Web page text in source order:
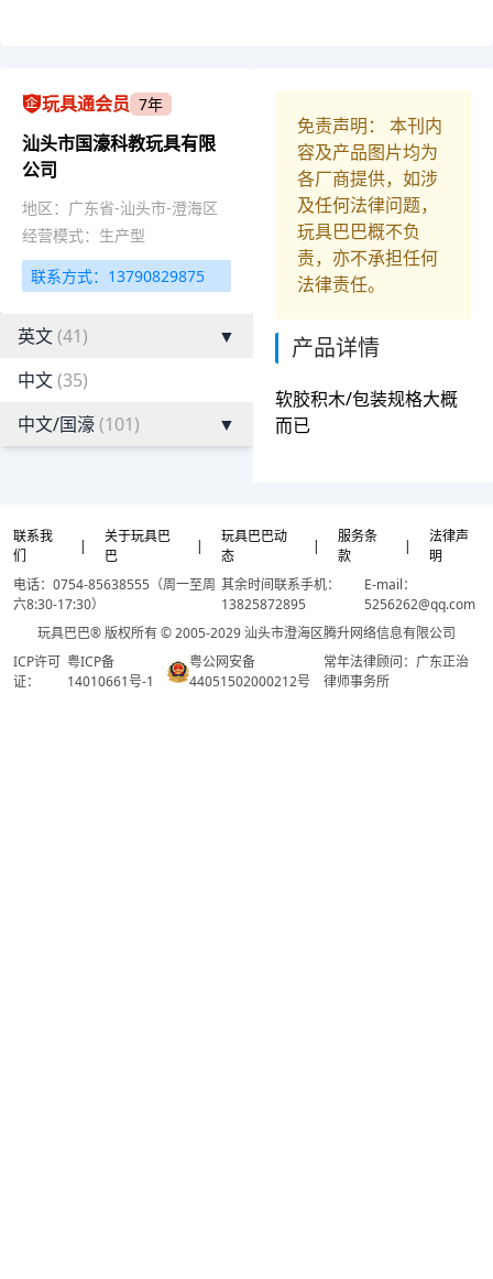
玩具通会员 7年
汕头市国濠科教玩具有限
公司
地区：广东省-汕头市-澄海区
经营模式：生产型
联系方式：13790829875
英文(41)
▼
中文(35)
中文/国濠 (101) ▼
免责声明： 本刊内
容及产品图片均为
各厂商提供，如涉
及任何法律问题，
玩具巴巴概不负
责，亦不承担任何
法律责任。
产品详情
软胶积木/包装规格大概
而已
联系我
们
|
关于玩具巴
巴
|
玩具巴巴动
态
|
服务条
款
|
法律声
明
电话：0754-85638555（周一至周
六8:30-17:30）
其余时间联系手机：
13825872895
E-mail：
5256262@qq.com
玩具巴巴® 版权所有 © 2005-2029 汕头市澄海区腾升网络信息有限公司
ICP许可
证：
粤ICP备
14010661号-1
粤公网安备
44051502000212号
常年法律顾问：广东正治
律师事务所